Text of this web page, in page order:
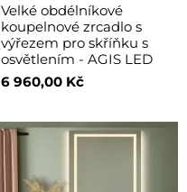
Velké obdélníkové
koupelnové zrcadlo s
výřezem pro skříňku s
osvětlením - AGIS LED
6 960,00 Kč